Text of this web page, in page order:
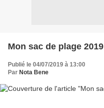
Mon sac de plage 2019
Publié le 04/07/2019 à 13:00
Par Nota Bene